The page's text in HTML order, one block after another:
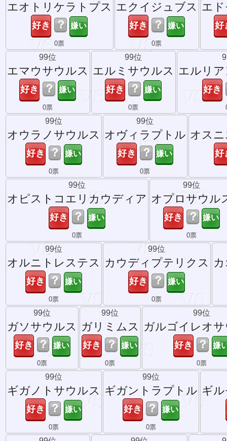
エオトリケラトプス
？
0票
エクイジュブス
？
0票
エ
99位
エマウサウルス
？
0票
99位
エルミサウルス
？
0票
エルリ
99位
オウラノサウルス
？
0票
99位
オヴィラプトル
？
0票
オス
99位
オピストコエリカウディア
？
0票
99位
オプロサウル
？
0票
99位
オルニトレステス
？
0票
99位
カウディプテリクス
？
0票
99位
ガソサウルス
？
0票
99位
ガリミムス
？
0票
99位
ガルゴイレオ
？
0票
99位
ギガノトサウルス
？
0票
99位
ギガントラプトル
？
0票
ギ